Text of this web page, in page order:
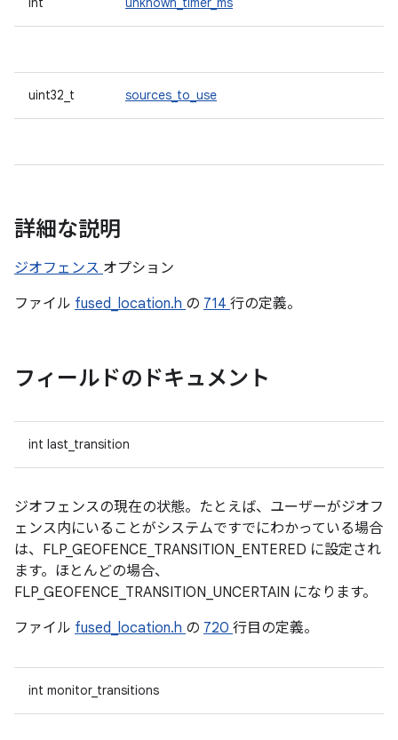
uint32_t sources_to_use
詳細な説明
ジオフェンス オプション
ファイル fused_location.h の 714 行の定義。
フィールドのドキュメント
int last_transition
ジオフェンスの現在の状態。たとえば、ユーザーがジオフ
ェンス内にいることがシステムですでにわかっている場合
は、FLP_GEOFENCE_TRANSITION_ENTERED に設定され
ます。ほとんどの場合、
FLP_GEOFENCE_TRANSITION_UNCERTAIN になります。
ファイル fused_location.h の 720 行目の定義。
int monitor_transitions